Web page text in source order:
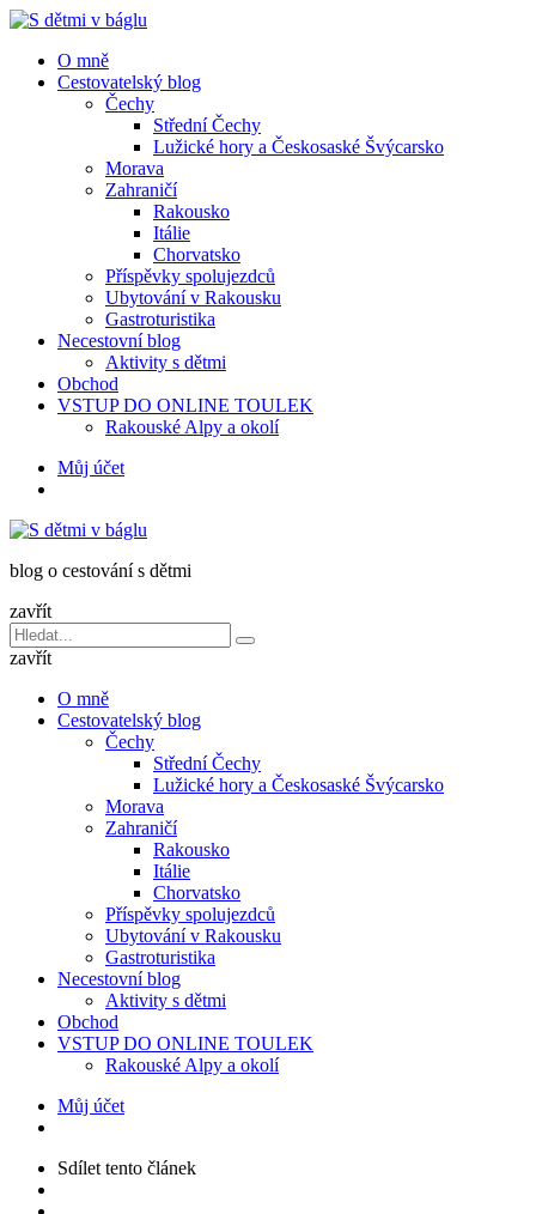
Menu
Menu
O mně
Cestovatelský blog
Čechy
Střední Čechy
Lužické hory a Českosaské Švýcarsko
Morava
Zahraničí
Rakousko
Itálie
Chorvatsko
Příspěvky spolujezdců
Ubytování v Rakousku
Gastroturistika
Necestovní blog
Aktivity s dětmi
Obchod
VSTUP DO ONLINE TOULEK
Rakouské Alpy a okolí
HledatMůj účet
v
blog o cestování s dětmi
zavřít
Vyhledávání
pro:
Hledat
zavřít
O mně
Cestovatelský blog
Čechy
Střední Čechy
Lužické hory a Českosaské Švýcarsko
Morava
Zahraničí
Rakousko
Itálie
Chorvatsko
Příspěvky spolujezdců
Ubytování v Rakousku
Gastroturistika
Necestovní blog
Aktivity s dětmi
Obchod
VSTUP DO ONLINE TOULEK
Rakouské Alpy a okolí
Můj účet
Sdílet tento článek